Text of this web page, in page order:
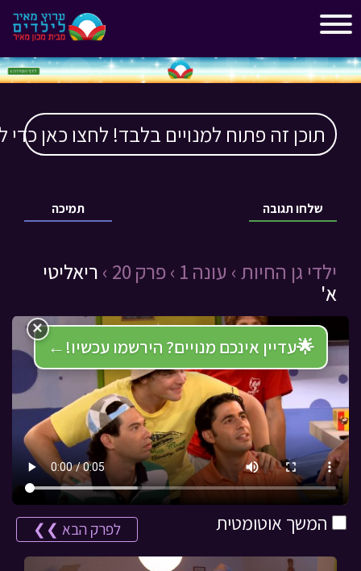
תוכן זה פתוח למנויים בלבד! לחצו כאן כדי
תמיכה שלחו תגובה
ילדי גן החיות › עונה 1 › פרק 20 ›
ריאליטי
א'
🌟עדיין אינכם מנויים? הירשמו עכשיו! ←
×
המשך אוטומטית לפרק הבא ❯❯